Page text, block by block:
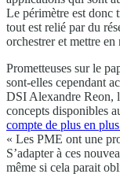
Le périmètre est donc
tout est relié par du
orchestrer et mettre
Prometteuses sur le
sont-elles cependant
DSI Alexandre Reon,
concepts disponibles
compte de plus en
« Les PME ont une
S’adapter à ces
même si cela parait